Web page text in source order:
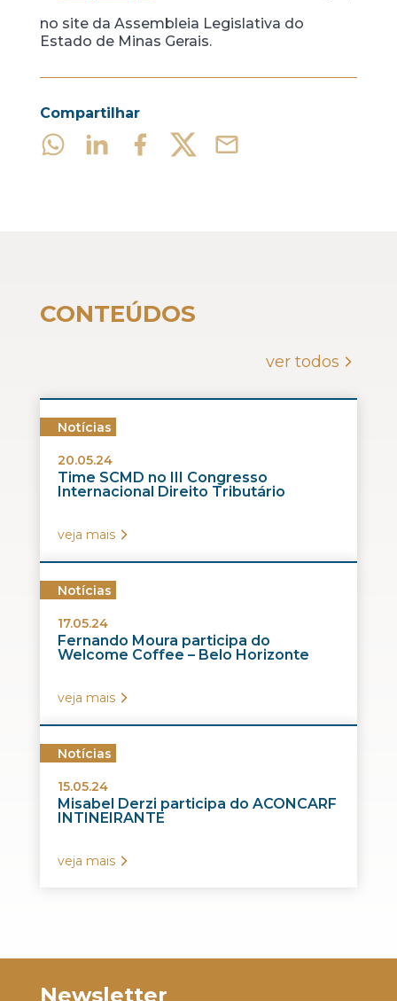
no site da Assembleia Legislativa do
Estado de Minas Gerais.
Compartilhar
CONTEÚDOS
ver todos
Notícias
20.05.24
Time SCMD no III Congresso
Internacional Direito Tributário
veja mais
Notícias
17.05.24
Fernando Moura participa do
Welcome Coffee – Belo Horizonte
veja mais
Notícias
15.05.24
Misabel Derzi participa do ACONCARF
INTINEIRANTE
veja mais
Newsletter